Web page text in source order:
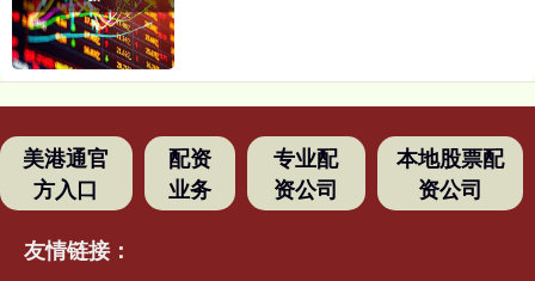
美港通官
方入口
配资
业务
专业配
资公司
本地股票配
资公司
友情链接：